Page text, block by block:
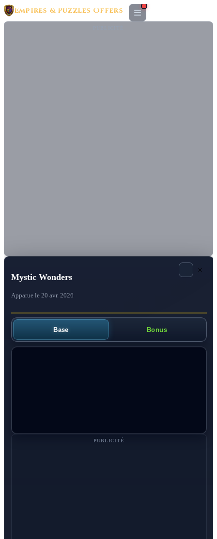
Empires & Puzzles Offers
Mystic Wonders
Apparue le 20 avr. 2026
×
Base Bonus
PUBLICITÉ